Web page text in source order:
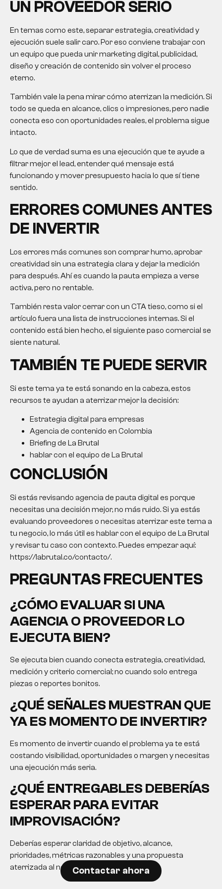
UN PROVEEDOR SERIO
En temas como este, separar estrategia, creatividad y
ejecución suele salir caro. Por eso conviene trabajar con
un equipo que pueda unir marketing digital, publicidad,
diseño y creación de contenido sin volver el proceso
eterno.
También vale la pena mirar cómo aterrizan la medición. Si
todo se queda en alcance, clics o impresiones, pero nadie
conecta eso con oportunidades reales, el problema sigue
intacto.
Lo que de verdad suma es una ejecución que te ayude a
filtrar mejor el lead, entender qué mensaje está
funcionando y mover presupuesto hacia lo que sí tiene
sentido.
ERRORES COMUNES ANTES
DE INVERTIR
Los errores más comunes son comprar humo, aprobar
creatividad sin una estrategia clara y dejar la medición
para después. Ahí es cuando la pauta empieza a verse
activa, pero no rentable.
También resta valor cerrar con un CTA tieso, como si el
artículo fuera una lista de instrucciones internas. Si el
contenido está bien hecho, el siguiente paso comercial se
siente natural.
TAMBIÉN TE PUEDE SERVIR
Si este tema ya te está sonando en la cabeza, estos
recursos te ayudan a aterrizar mejor la decisión:
Estrategia digital para empresas
Agencia de contenido en Colombia
Briefing de La Brutal
hablar con el equipo de La Brutal
CONCLUSIÓN
Si estás revisando agencia de pauta digital es porque
necesitas una decisión mejor, no más ruido. Si ya estás
evaluando proveedores o necesitas aterrizar este tema a
tu negocio, lo más útil es hablar con el equipo de La Brutal
y revisar tu caso con contexto. Puedes empezar aquí:
https://labrutal.co/contacto/.
PREGUNTAS FRECUENTES
¿CÓMO EVALUAR SI UNA
AGENCIA O PROVEEDOR LO
EJECUTA BIEN?
Se ejecuta bien cuando conecta estrategia, creatividad,
medición y criterio comercial; no cuando solo entrega
piezas o reportes bonitos.
¿QUÉ SEÑALES MUESTRAN QUE
YA ES MOMENTO DE INVERTIR?
Es momento de invertir cuando el problema ya te está
costando visibilidad, oportunidades o margen y necesitas
una ejecución más seria.
¿QUÉ ENTREGABLES DEBERÍAS
ESPERAR PARA EVITAR
IMPROVISACIÓN?
Deberías esperar claridad de objetivo, alcance,
prioridades, métricas razonables y una propuesta
aterrizada al negocio.Contactar ahora